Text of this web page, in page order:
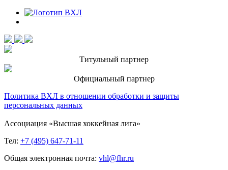
Титульный партнер
Официальный партнер
Политика ВХЛ в отношении обработки и защиты
персональных данных
Ассоциация «Высшая хоккейная лига»
Тел: +7 (495) 647-71-11
Общая электронная почта: vhl@fhr.ru